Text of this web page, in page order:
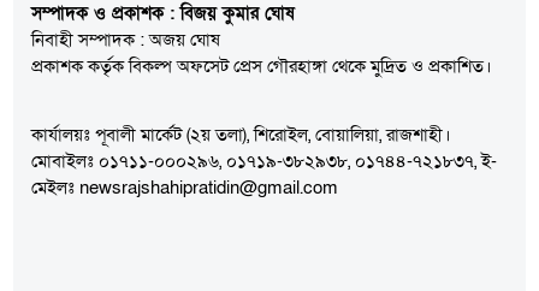
সম্পাদক ও প্রকাশক : বিজয় কুমার ঘোষ
নিবাহী সম্পাদক : অজয় ঘোষ
প্রকাশক কর্তৃক বিকল্প অফসেট প্রেস গৌরহাঙ্গা থেকে মুদ্রিত ও প্রকাশিত।
কার্যালয়ঃ পূবালী মার্কেট (২য় তলা), শিরোইল, বোয়ালিয়া, রাজশাহী।
মোবাইলঃ ০১৭১১-০০০২৯৬, ০১৭১৯-৩৮২৯৩৮, ০১৭৪৪-৭২১৮৩৭, ই-
মেইলঃ newsrajshahipratidin@gmail.com